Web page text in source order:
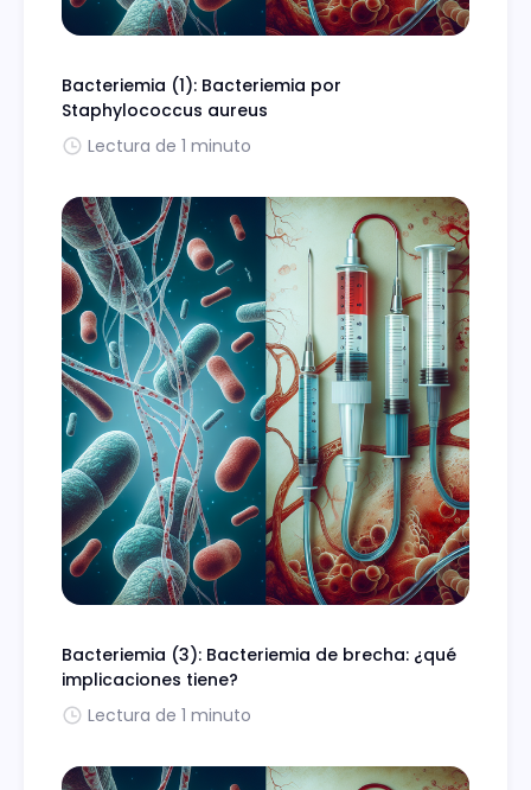
Bacteriemia (1): Bacteriemia por
Staphylococcus aureus
Lectura de 1 minuto
Bacteriemia (3): Bacteriemia de brecha: ¿qué
implicaciones tiene?
Lectura de 1 minuto